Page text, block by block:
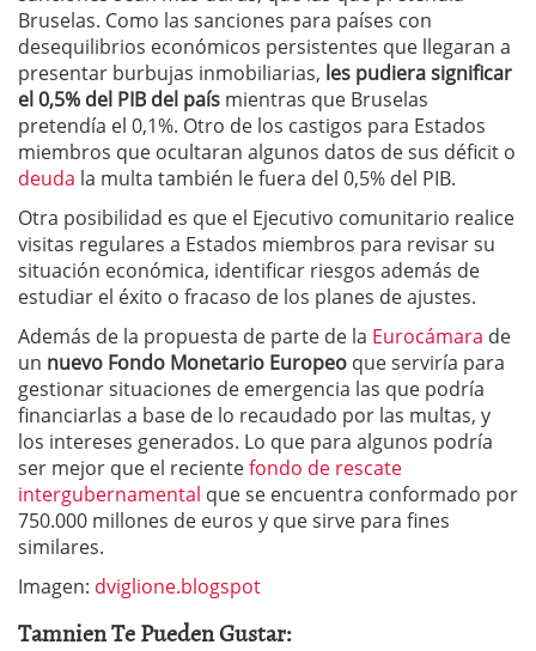
Bruselas. Como las sanciones para países con
desequilibrios económicos persistentes que llegaran a
presentar burbujas inmobiliarias, les pudiera significar
el 0,5% del PIB del país mientras que Bruselas
pretendía el 0,1%. Otro de los castigos para Estados
miembros que ocultaran algunos datos de sus déficit o
deuda la multa también le fuera del 0,5% del PIB.
Otra posibilidad es que el Ejecutivo comunitario realice
visitas regulares a Estados miembros para revisar su
situación económica, identificar riesgos además de
estudiar el éxito o fracaso de los planes de ajustes.
Además de la propuesta de parte de la Eurocámara de
un nuevo Fondo Monetario Europeo que serviría para
gestionar situaciones de emergencia las que podría
financiarlas a base de lo recaudado por las multas, y
los intereses generados. Lo que para algunos podría
ser mejor que el recientefondo de rescate
intergubernamental que se encuentra conformado por
750.000 millones de euros y que sirve para fines
similares.
Imagen: dviglione.blogspot
Tamnien Te Pueden Gustar: